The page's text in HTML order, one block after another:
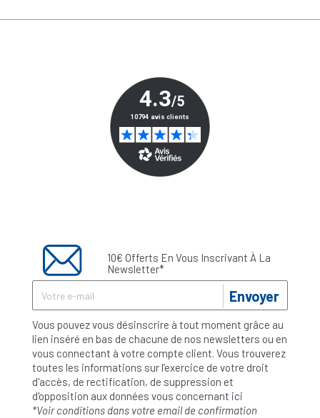
10€ Offerts En Vous Inscrivant À La
Newsletter*
Envoyer
Vous pouvez vous désinscrire à tout moment grâce au
lien inséré en bas de chacune de nos newsletters ou en
vous connectant à votre compte client. Vous trouverez
toutes les informations sur l’exercice de votre droit
d'accès, de rectification, de suppression et
d'opposition aux données vous concernant ici
*Voir conditions dans votre email de confirmation